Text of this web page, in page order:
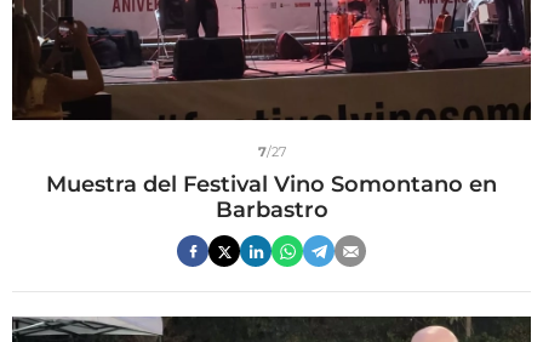
7/27
Muestra del Festival Vino Somontano en
Barbastro